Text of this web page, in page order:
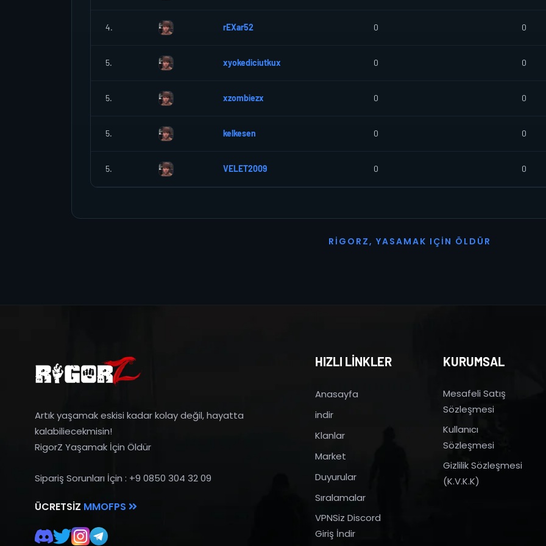
4. rEXar52 0 0
5. xyokediciutkux 0 0
5. xzombiezx 0 0
5. kelkesen 0 0
5. VELET2009 0 0
R I G O R Z, YASAMAK I ÇI N Ö L D Ü R
Artık yaşamak eskisi kadar kolay değil, hayatta
kalabiliecekmisin!
RigorZ Yaşamak İçin Öldür
Sipariş Sorunları İçin : +9 0850 304 32 09
ÜCRETSIZ MMOFPS
HIZLI LİNKLER
Anasayfa
indir
Klanlar
Market
Duyurular
Sıralamalar
VPNSiz Discord
Giriş İndir
KURUMSAL
Mesafeli Satış
Sözleşmesi
Kullanıcı
Sözleşmesi
Gizlilik Sözleşmesi
(K.V.K.K)